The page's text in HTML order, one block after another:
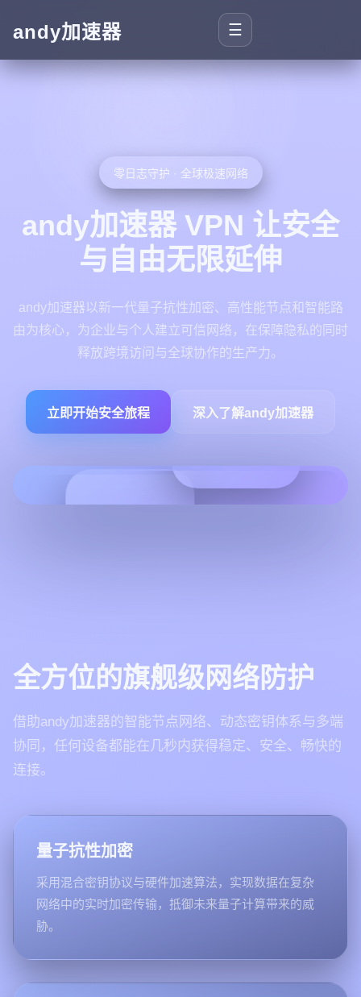
andy加速器 ☰
零日志守护 · 全球极速网络
andy加速器 VPN 让安全
与自由无限延伸
andy加速器以新一代量子抗性加密、高性能节点和智能路
由为核心，为企业与个人建立可信网络，在保障隐私的同时
释放跨境访问与全球协作的生产力。
立即开始安全旅程 深入了解andy加速器
全方位的旗舰级网络防护
借助andy加速器的智能节点网络、动态密钥体系与多端
协同，任何设备都能在几秒内获得稳定、安全、畅快的
连接。
量子抗性加密
采用混合密钥协议与硬件加速算法，实现数据在复杂
网络中的实时加密传输，抵御未来量子计算带来的威
胁。